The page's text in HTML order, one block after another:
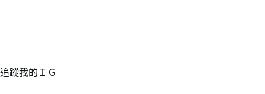
追蹤我的ＩＧ